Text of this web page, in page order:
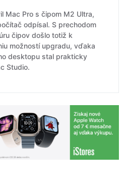
Mac Pro s čipom M2 Ultra,
odpísal. S prechodom
čipov došlo totiž k
možností upgradu, vďaka
desktopu stal prakticky
Studio.